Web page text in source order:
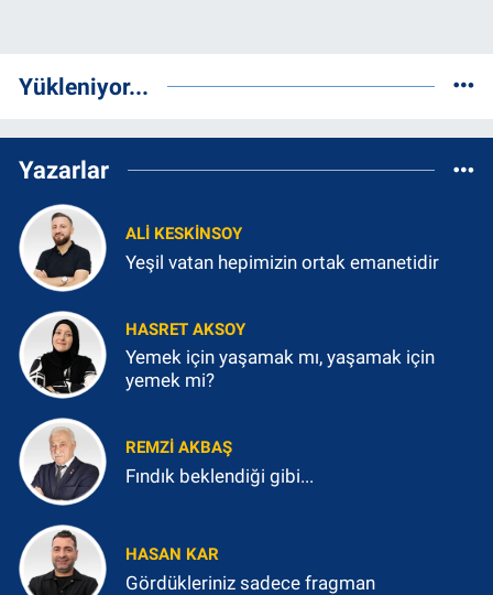
Yükleniyor...
Yazarlar
ALI KESKINSOY
Yeşil vatan hepimizin ortak emanetidir
HASRET AKSOY
Yemek için yaşamak mı, yaşamak için
yemek mi?
REMZI AKBAŞ
Fındık beklendiği gibi...
HASAN KAR
Gördükleriniz sadece fragman